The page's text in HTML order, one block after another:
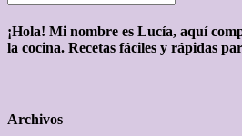
¡Hola! Mi nombre es Lucía, aquí
la cocina. Recetas fáciles y rápidas
Archivos